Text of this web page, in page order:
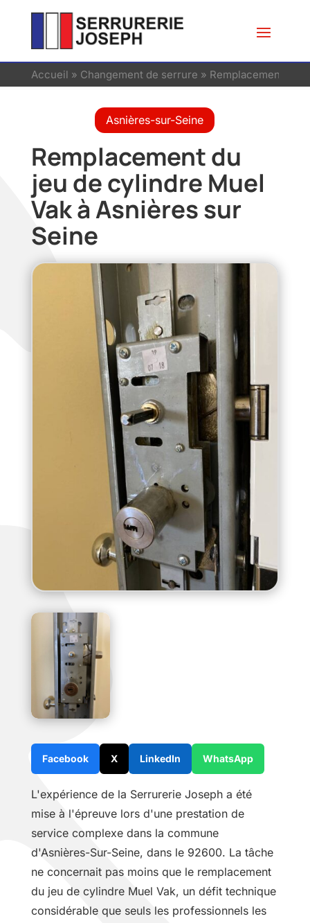
Accueil » Changement de serrure » Remplacement du
Asnières-sur-Seine
Remplacement du
jeu de cylindre Muel
Vak à Asnières sur
Seine
Facebook X LinkedIn WhatsApp
L'expérience de la Serrurerie Joseph a été
mise à l'épreuve lors d'une prestation de
service complexe dans la commune
d'Asnières-Sur-Seine, dans le 92600. La tâche
ne concernait pas moins que le remplacement
du jeu de cylindre Muel Vak, un défit technique
considérable que seuls les professionnels les